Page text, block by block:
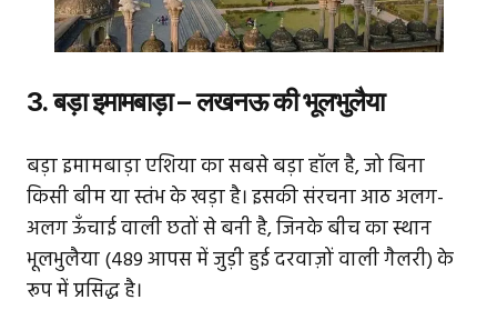
3. बड़ा इमामबाड़ा – लखनऊ की भूलभुलैया
बड़ा इमामबाड़ा एशिया का सबसे बड़ा हॉल है, जो बिना
किसी बीम या स्तंभ के खड़ा है। इसकी संरचना आठ अलग-
अलग ऊँचाई वाली छतों से बनी है, जिनके बीच का स्थान
भूलभुलैया (489 आपस में जुड़ी हुई दरवाज़ों वाली गैलरी) के
रूप में प्रसिद्ध है।